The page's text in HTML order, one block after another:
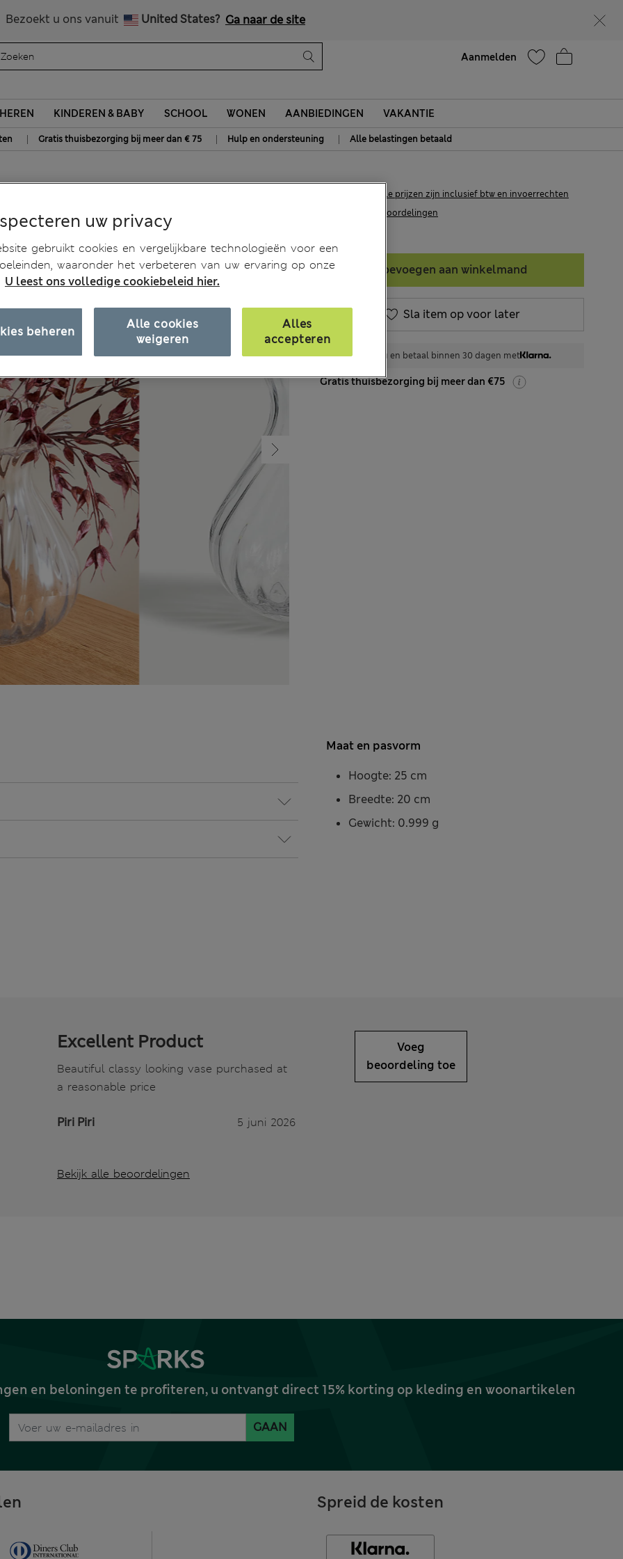
Bezoekt u ons vanuit United States? Ga naar de site
Aanmelden
HEREN KINDEREN & BABY SCHOOL WONEN AANBIEDINGEN VAKANTIE
| Gratis thuisbezorging bij meer dan € 75 | Hulp en ondersteuning | Alle belastingen betaald
17 Beoordelingen
Alle prijzen zijn inclusief btw en invoerrechten
Toevoegen aan winkelmand
Sla item op voor later
Shop nu en betaal binnen 30 dagen met
Gratis thuisbezorging bij meer dan €75
Maat en pasvorm
Hoogte: 25 cm
Breedte: 20 cm
Gewicht: 0.999 g
Excellent Product
Beautiful classy looking vase purchased at
a reasonable price
Piri Piri 5 juni 2026
Bekijk alle beoordelingen
Voeg
beoordeling toe
en beloningen te profiteren, u ontvangt direct 15% korting op kleding en woonartikelen
GAAN
Spreid de kosten
uw privacy
gebruikt cookies en vergelijkbare technologieën voor een
waaronder het verbeteren van uw ervaring op onze
U leest ons volledige cookiebeleid hier.
Alle cookies
weigeren
Alles
accepteren
beheren